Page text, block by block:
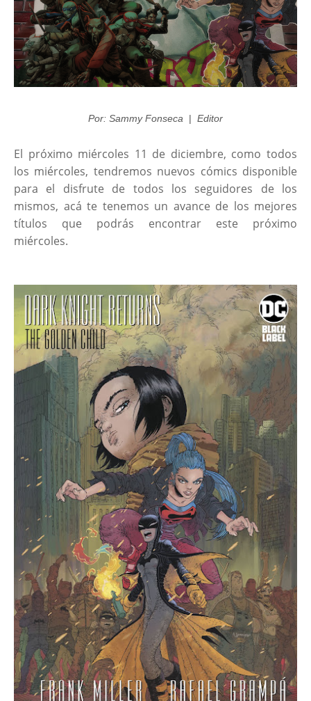
Por: Sammy Fonseca | Editor
El próximo miércoles 11 de diciembre, como todos
los miércoles, tendremos nuevos cómics disponible
para el disfrute de todos los seguidores de los
mismos, acá te tenemos un avance de los mejores
títulos que podrás encontrar este próximo
miércoles.